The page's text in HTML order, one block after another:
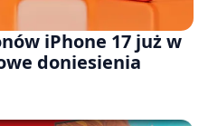
iPhone 17 już w
doniesienia